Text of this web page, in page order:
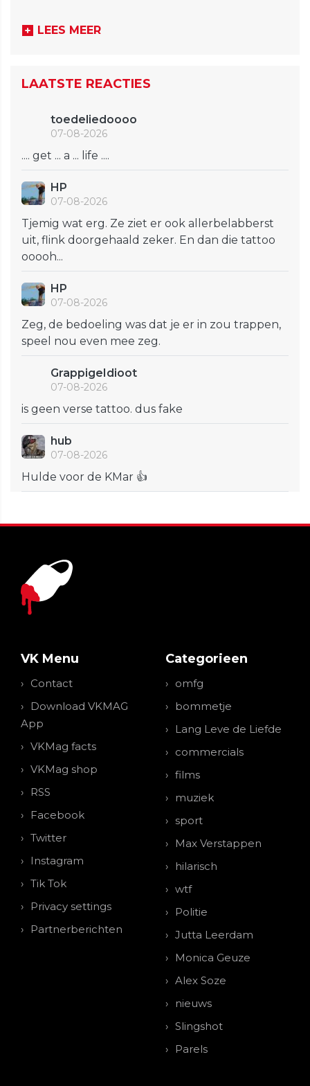
LEES MEER
LAATSTE REACTIES
toedeliedoooo
07-08-2026
.... get ... a ... life ....
HP
07-08-2026
Tjemig wat erg. Ze ziet er ook allerbelabberst
uit, flink doorgehaald zeker. En dan die tattoo
ooooh...
HP
07-08-2026
Zeg, de bedoeling was dat je er in zou trappen,
speel nou even mee zeg.
GrappigeIdioot
07-08-2026
is geen verse tattoo. dus fake
hub
07-08-2026
Hulde voor de KMar 👍
VK Menu
Contact
Download VKMAG
App
VKMag facts
VKMag shop
RSS
Facebook
Twitter
Instagram
Tik Tok
Privacy settings
Partnerberichten
Categorieen
omfg
bommetje
Lang Leve de Liefde
commercials
films
muziek
sport
Max Verstappen
hilarisch
wtf
Politie
Jutta Leerdam
Monica Geuze
Alex Soze
nieuws
Slingshot
Parels